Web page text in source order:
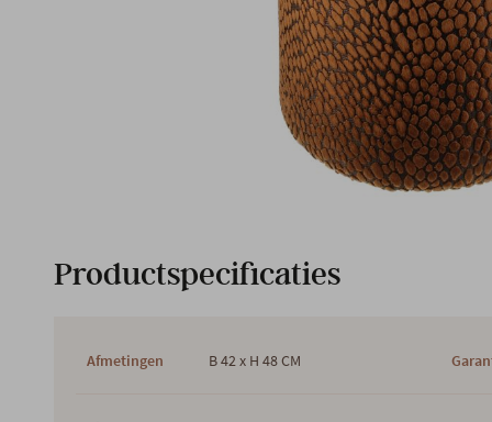
Productspecificaties
Afmetingen B 42 x H 48 CM